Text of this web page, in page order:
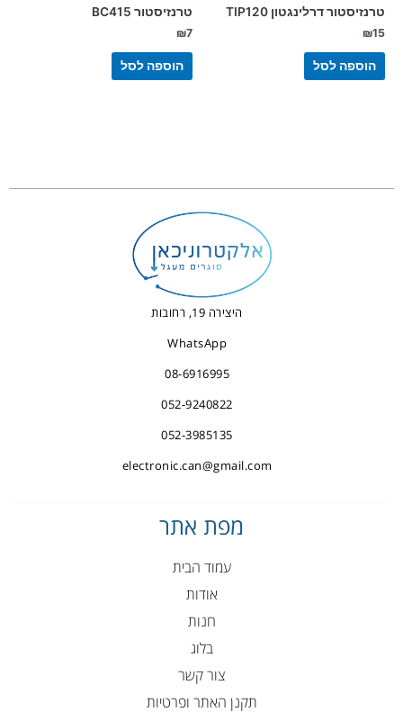
טרנזיסטור דרלינגטון TIP120
₪15
הוספה לסל
טרנזיסטור BC415
₪7
הוספה לסל
היצירה 19, רחובות
WhatsApp
08-6916995
052-9240822
052-3985135
electronic.can@gmail.com
מפת אתר
עמוד הבית
אודות
חנות
בלוג
צור קשר
תקנן האתר ופרטיות